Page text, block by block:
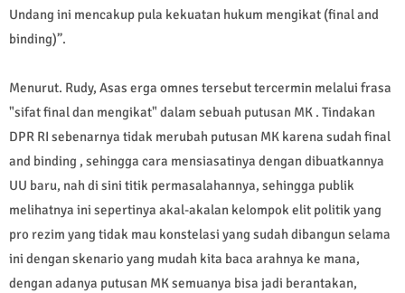
Undang ini mencakup pula kekuatan hukum mengikat (final and
binding)”.
Menurut. Rudy, Asas erga omnes tersebut tercermin melalui frasa
"sifat final dan mengikat" dalam sebuah putusan MK . Tindakan
DPR RI sebenarnya tidak merubah putusan MK karena sudah final
and binding , sehingga cara mensiasatinya dengan dibuatkannya
UU baru, nah di sini titik permasalahannya, sehingga publik
melihatnya ini sepertinya akal-akalan kelompok elit politik yang
pro rezim yang tidak mau konstelasi yang sudah dibangun selama
ini dengan skenario yang mudah kita baca arahnya ke mana,
dengan adanya putusan MK semuanya bisa jadi berantakan,